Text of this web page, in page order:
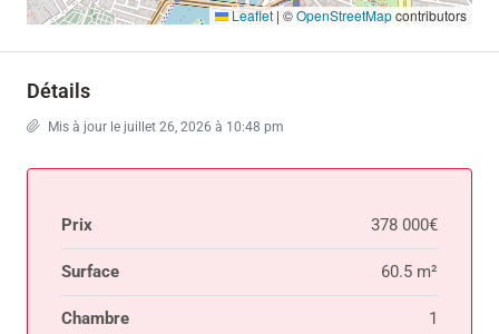
Leaflet | ©OpenStreetMapcontributors
Détails
Mis à jour le juillet 26, 2026 à 10:48 pm
Prix 378 000€
Surface 60.5 m²
Chambre 1